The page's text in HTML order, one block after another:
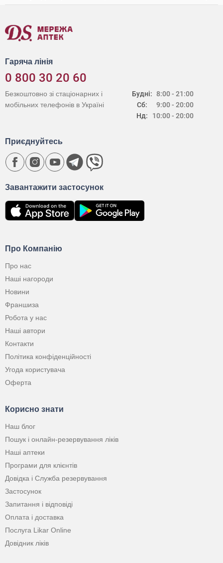
Гаряча лінія
0 800 30 20 60
Будні:
Сб:
Нд:
8:00 - 21:00
9:00 - 20:00
10:00 - 20:00
Безкоштовно зі стаціонарних і
мобільних телефонів в Україні
Про Компанію
Про нас
Наші нагороди
Новини
Франшиза
Робота у нас
Наші автори
Контакти
Політика конфіденційності
Угода користувача
Оферта
Корисно знати
Наш блог
Пошук і онлайн-резервування ліків
Наші аптеки
Програми для клієнтів
Довідка і Служба резервування
Застосунок
Запитання і відповіді
Оплата і доставка
Послуга Likar Online
Довідник ліків
Завантажити застосунок
Приєднуйтесь